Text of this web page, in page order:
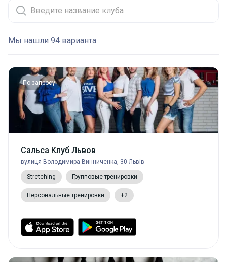
Мы нашли 94 варианта
По запросу
Сальса Клуб Львов
вулиця Володимира Винниченка, 30 Львів
Stretching Групповые тренировки
Персональные тренировки +2